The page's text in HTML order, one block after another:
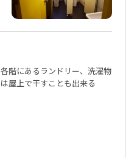
各階にあるランドリー、洗濯物
は屋上で干すことも出来る